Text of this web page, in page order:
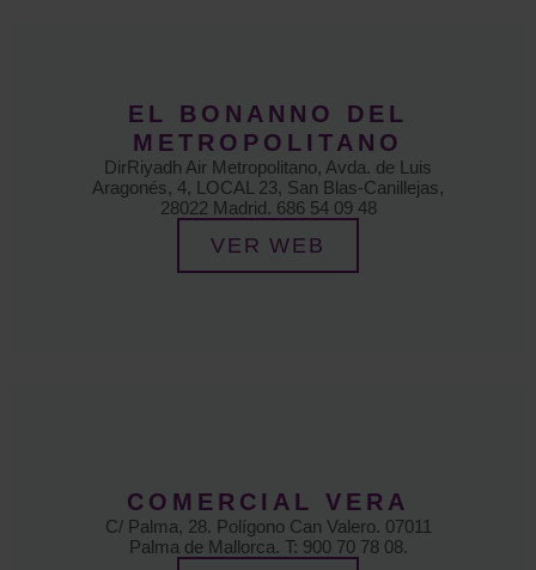
EL BONANNO DEL
METROPOLITANO
DirRiyadh Air Metropolitano, Avda. de Luis
Aragonés, 4, LOCAL 23, San Blas-Canillejas,
28022 Madrid. 686 54 09 48
VER WEB
COMERCIAL VERA
C/ Palma, 28. Polígono Can Valero. 07011
Palma de Mallorca. T: 900 70 78 08.